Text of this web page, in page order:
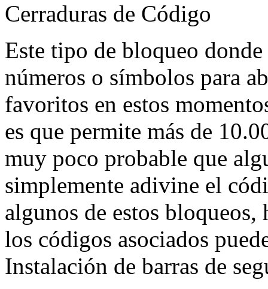
Cerraduras de Código
Este tipo de bloqueo
números o símbolos para
favoritos en estos
es que permite más de
muy poco probable que
simplemente adivine el
algunos de estos
los códigos asociados
Instalación de barras de